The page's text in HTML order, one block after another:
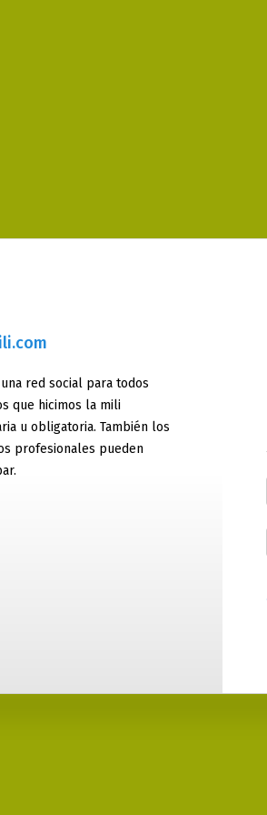
red social para todos
que hicimos la mili
u obligatoria. También los
profesionales pueden